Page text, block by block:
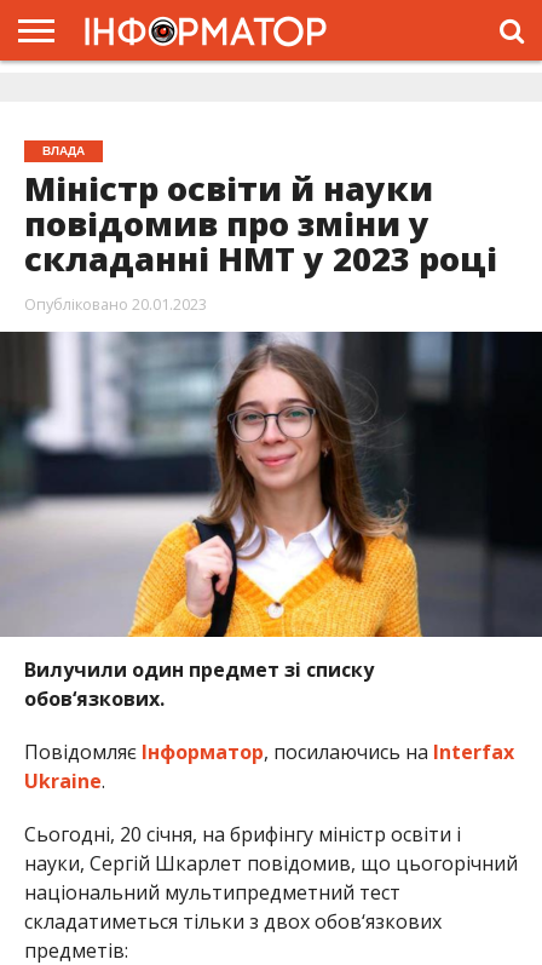
ВЛАДА
Міністр освіти й науки
повідомив про зміни у
складанні НМТ у 2023 році
Опубліковано 20.01.2023
Вилучили один предмет зі списку
обов‘язкових.
Повідомляє Інформатор, посилаючись на Interfax
Ukraine.
Сьогодні, 20 січня, на брифінгу міністр освіти і
науки, Сергій Шкарлет повідомив, що цьогорічний
національний мультипредметний тест
складатиметься тільки з двох обов‘язкових
предметів: